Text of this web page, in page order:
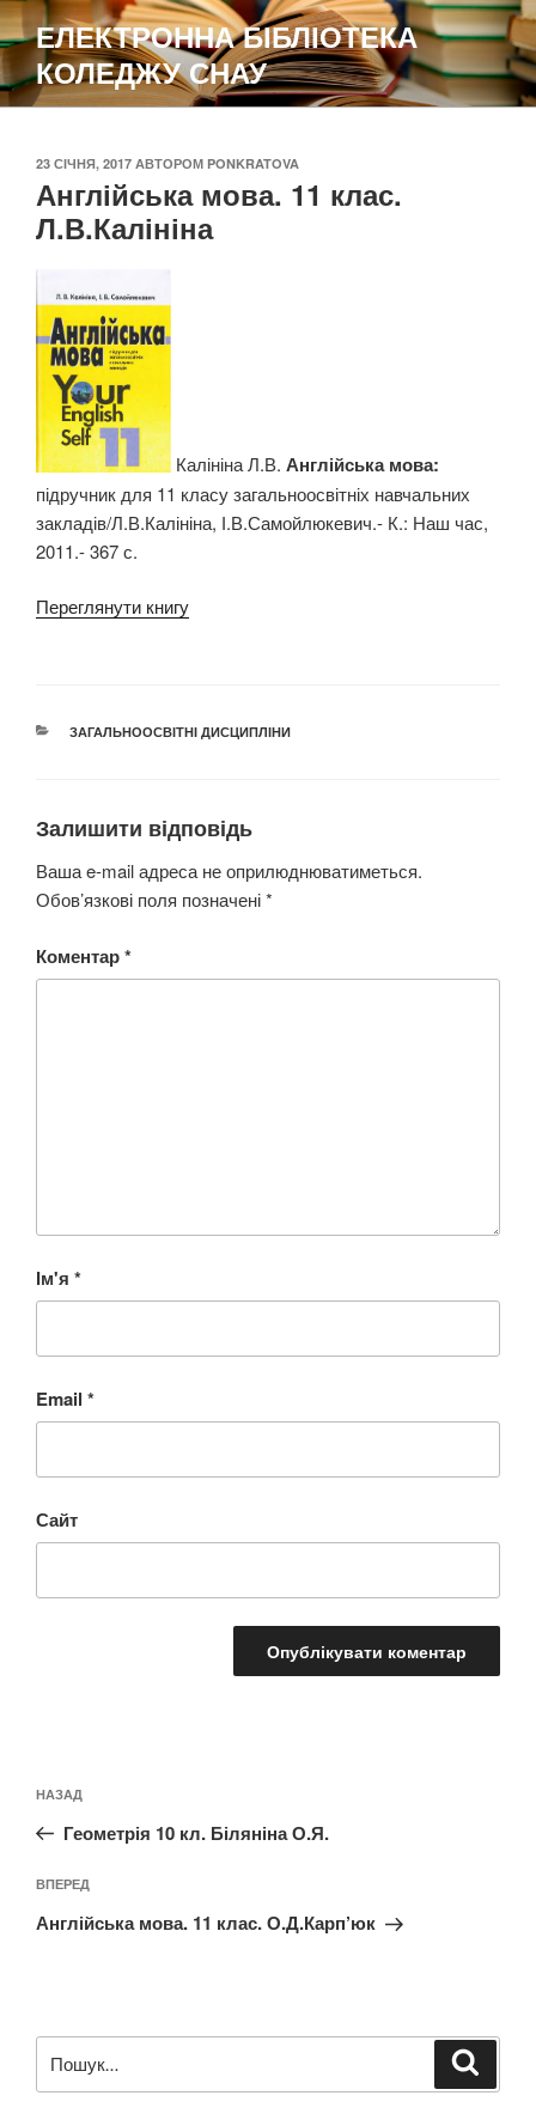
Перейти
до
вмісту
ЕЛЕКТРОННА БІБЛІОТЕКА
КОЛЕДЖУ СНАУ
ОПУБЛІКОВАНО
23 СІЧНЯ, 2017 АВТОРОМ PONKRATOVA
Англійська мова. 11 клас.
Л.В.Калініна
Калініна Л.В. Англійська мова:
підручник для 11 класу загальноосвітніх навчальних
закладів/Л.В.Калініна, І.В.Самойлюкевич.- К.: Наш час,
2011.- 367 с.
Переглянути книгу
КАТЕГОРІЇ
ЗАГАЛЬНООСВІТНІ ДИСЦИПЛІНИ
Залишити відповідь
Ваша e-mail адреса не оприлюднюватиметься.
Обов’язкові поля позначені*
Коментар*
Ім'я *
Email *
Сайт
записів
Попередній
запис:
НАЗАД
Геометрія 10 кл. Біляніна О.Я.
Наступний
запис
ВПЕРЕД
Англійська мова. 11 клас. О.Д.Карп’юк
за